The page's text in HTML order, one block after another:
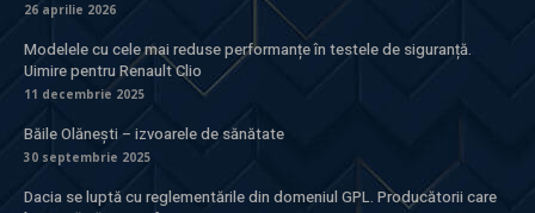
26 aprilie 2026
Modelele cu cele mai reduse performanțe în testele de siguranță.
Uimire pentru Renault Clio
11 decembrie 2025
Băile Olănești – izvoarele de sănătate
30 septembrie 2025
Dacia se luptă cu reglementările din domeniul GPL. Producătorii care